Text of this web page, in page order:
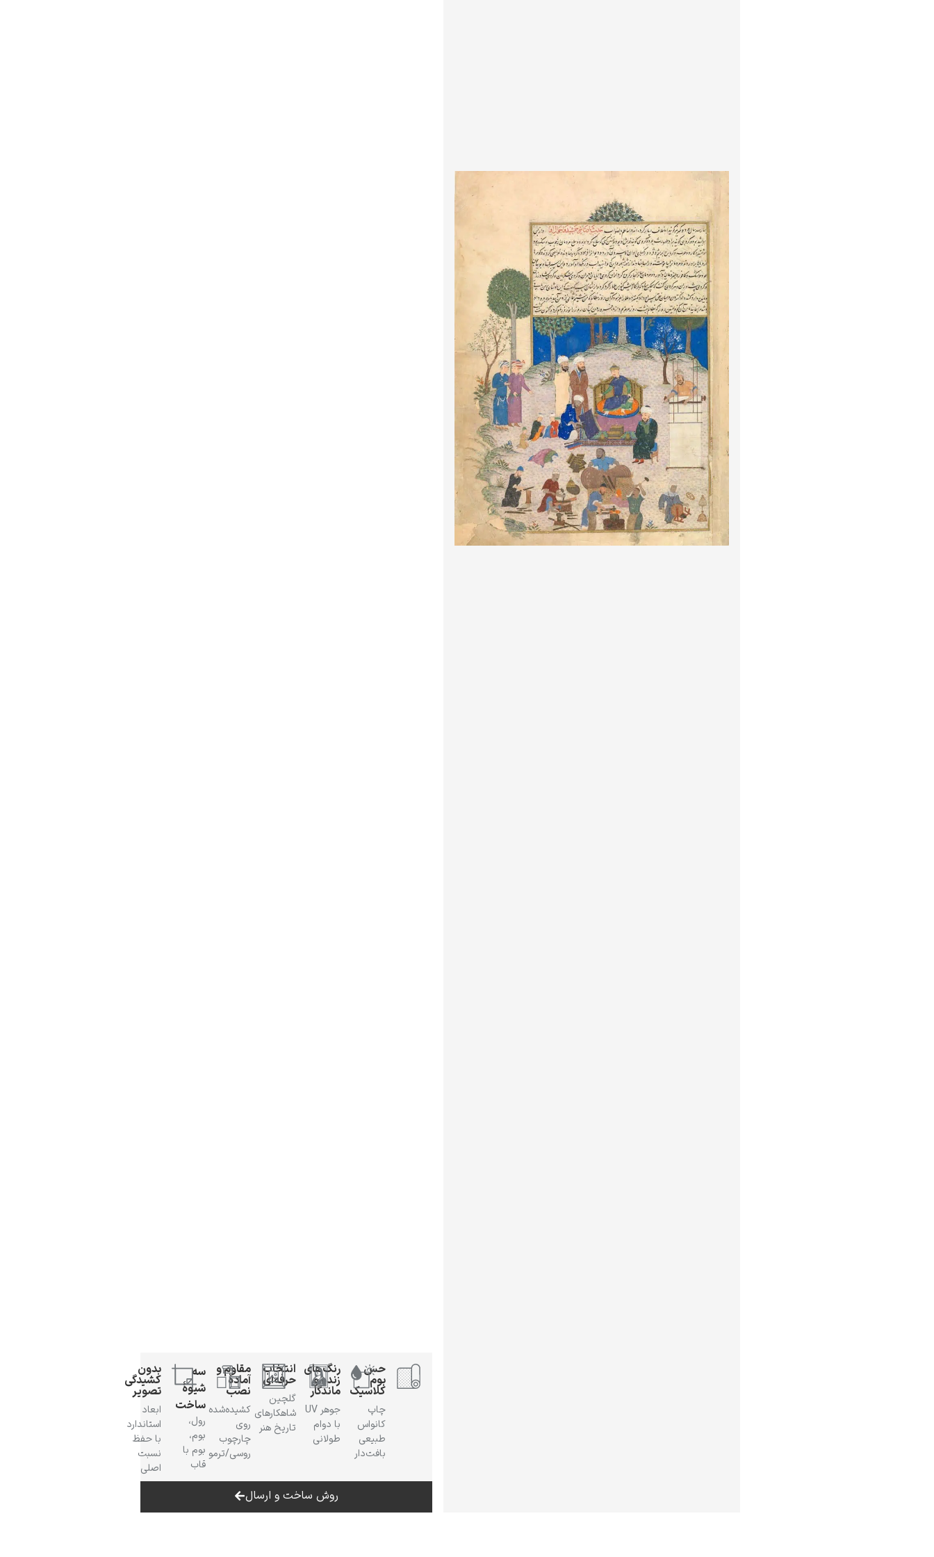
یوهانس فرمیر
پرفروش‌ترین تابلوها
حس
بوم
کلاسیک
چاپ
کانواس
طبیعی
بافت‌دار
رنگ‌های
زنده و
ماندگار
جوهر UV
با دوام
طولانی
انتخاب
حرفه‌ای
گلچین
شاهکارهای
تاریخ هنر
مقاوم و
آمادهٔ
نصب
کشیده‌شده
روی
چارچوب
روسی/ترمو
سه
شیوهٔ
ساخت
رول،
بوم،
بوم با
قاب
بدون
کشیدگی
تصویر
ابعاد
استاندارد
با حفظ
نسبت
اصلی
روش ساخت و ارسال